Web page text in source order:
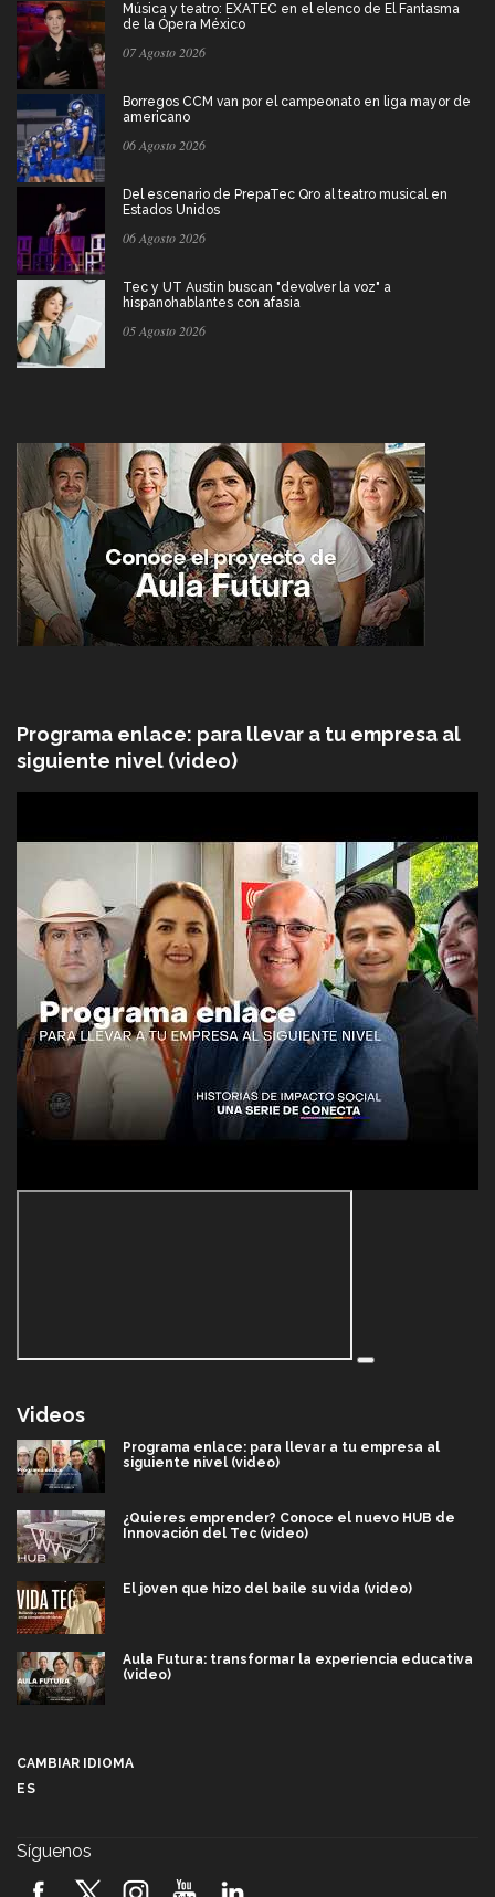
Música y teatro: EXATEC en el elenco de El Fantasma
de la Ópera México
07 Agosto 2026
Borregos CCM van por el campeonato en liga mayor de
americano
06 Agosto 2026
Del escenario de PrepaTec Qro al teatro musical en
Estados Unidos
06 Agosto 2026
Tec y UT Austin buscan "devolver la voz" a
hispanohablantes con afasia
05 Agosto 2026
Programa enlace: para llevar a tu empresa al
siguiente nivel (video)
Videos
Programa enlace: para llevar a tu empresa al
siguiente nivel (video)
¿Quieres emprender? Conoce el nuevo HUB de
Innovación del Tec (video)
El joven que hizo del baile su vida (video)
Aula Futura: transformar la experiencia educativa
(video)
2026! (video)
CAMBIAR IDIOMA
ES
Síguenos